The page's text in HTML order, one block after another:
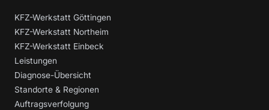
KFZ-Werkstatt Göttingen
KFZ-Werkstatt Northeim
KFZ-Werkstatt Einbeck
Leistungen
Diagnose-Übersicht
Standorte & Regionen
Auftragsverfolgung